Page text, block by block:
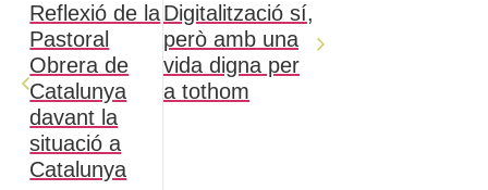
Reflexió de la
Pastoral
Obrera de
Catalunya
davant la
situació a
Catalunya
Digitalització sí,
però amb una
vida digna per
a tothom